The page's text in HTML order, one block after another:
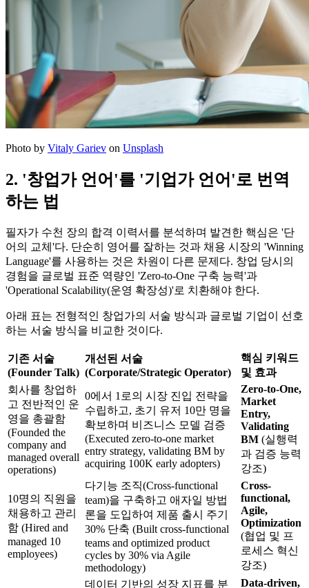
Photo by Vitaly Gariev on Unsplash
2. '창업가 언어'를 '기업가 언어'로 번역
하는 법
필자가 수천 장의 합격 이력서를 분석하며 발견한 핵심은 '단
어의 교체'다. 단순히 영어를 잘하는 것과 채용 시장의 'Winning
Language'를 사용하는 것은 차원이 다른 문제다. 창업 당시의
경험을 글로벌 표준 역량인 'Zero-to-One 구축 능력'과
'Operational Scalability(운영 확장성)'로 치환해야 한다.
아래 표는 전형적인 창업가의 서술 방식과 글로벌 기업이 선호
하는 서술 방식을 비교한 것이다.
기존 서술
(Founder Talk)
개선된 서술
(Corporate/Strategic Operator)
핵심 키워드
및 효과
회사를 창업하
고 전반적인 운
영을 총괄함
(Founded the
company and
managed overall
operations)
0에서 1로의 시장 진입 전략을
수립하고, 초기 유저 10만 명을
확보하며 비즈니스 모델 검증
(Executed zero-to-one market
entry strategy, validating BM by
acquiring 100K early adopters)
Zero-to-One,
Market
Entry,
Validating
BM (실행력
과 검증 능력
강조)
10명의 직원을
채용하고 관리
함 (Hired and
managed 10
employees)
다기능 조직(Cross-functional
team)을 구축하고 애자일 방법
론을 도입하여 제품 출시 주기
30% 단축 (Built cross-functional
teams and optimized product
cycles by 30% via Agile
methodology)
Cross-
functional,
Agile,
Optimization
(협업 및 프
로세스 혁신
강조)
데이터 기반의 성장 지표를 분
Data-driven,